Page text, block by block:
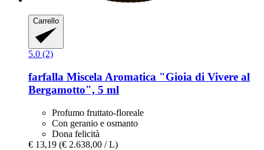
Carrello
5.0 (2)
farfalla Miscela Aromatica "Gioia di Vivere al
Bergamotto", 5 ml
Profumo fruttato-floreale
Con geranio e osmanto
Dona felicità
€ 13,19 (€ 2.638,00 / L)